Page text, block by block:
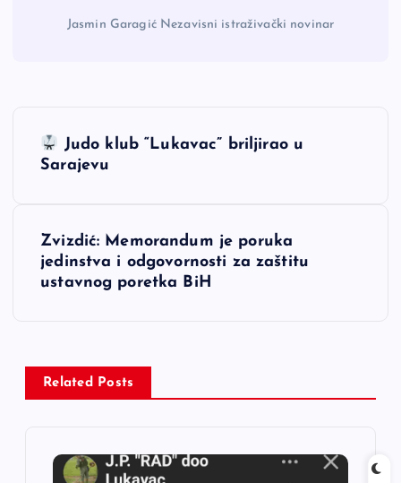
Jasmin Garagić Nezavisni istraživački novinar
c
Judo klub “Lukavac” briljirao u
Sarajevu
Zvizdić: Memorandum je poruka
jedinstva i odgovornosti za zaštitu
ustavnog poretka BiH
Related Posts